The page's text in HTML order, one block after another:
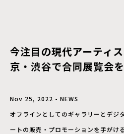
今注目の現代アーティ
京・渋谷で合同展覧会を
Nov 25, 2022 - NEWS
オフラインとしてのギャラリーとデジ
ートの販売・プロモーションを手が